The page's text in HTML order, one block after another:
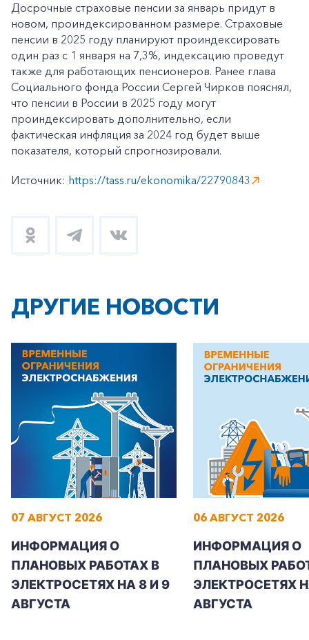
+7-800-700-24-57
Заказать обратный звонок
Частным клиентам
Корпоративным клиентам
Досрочные страховые пенсии за январь придут в
новом, проиндексированном размере. Страховые
пенсии в 2025 году планируют проиндексировать
один раз с 1 января на 7,3%, индексацию проведут
также для работающих пенсионеров. Ранее глава
Социального фонда России Сергей Чирков пояснял,
что пенсии в России в 2025 году могут
проиндексировать дополнительно, если
фактическая инфляция за 2024 год будет выше
показателя, который спрогнозировали.
Источник: https://tass.ru/ekonomika/22790843
ДРУГИЕ НОВОСТИ
07 АВГУСТ 2026
ИНФОРМАЦИЯ О
ПЛАНОВЫХ РАБОТАХ В
ЭЛЕКТРОСЕТЯХ НА 8 И 9
АВГУСТА
06 АВГУСТ 2026
ИНФОРМАЦИЯ О
ПЛАНОВЫХ
ЭЛЕКТРОСЕТЯХ
АВГУСТА